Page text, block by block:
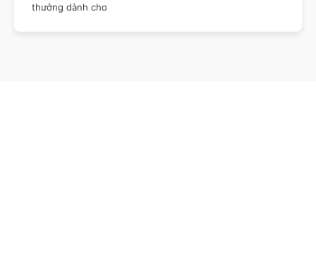
thưởng dành cho